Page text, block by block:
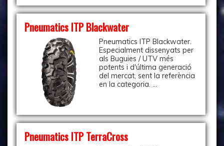
Pneumatics ITP Blackwater
Pneumatics ITP Blackwater.
Especialment dissenyats per
als Buguies / UTV més
potents i d'última generació
del mercat, sent la referència
en la categoria. ...
Pneumatics ITP TerraCross